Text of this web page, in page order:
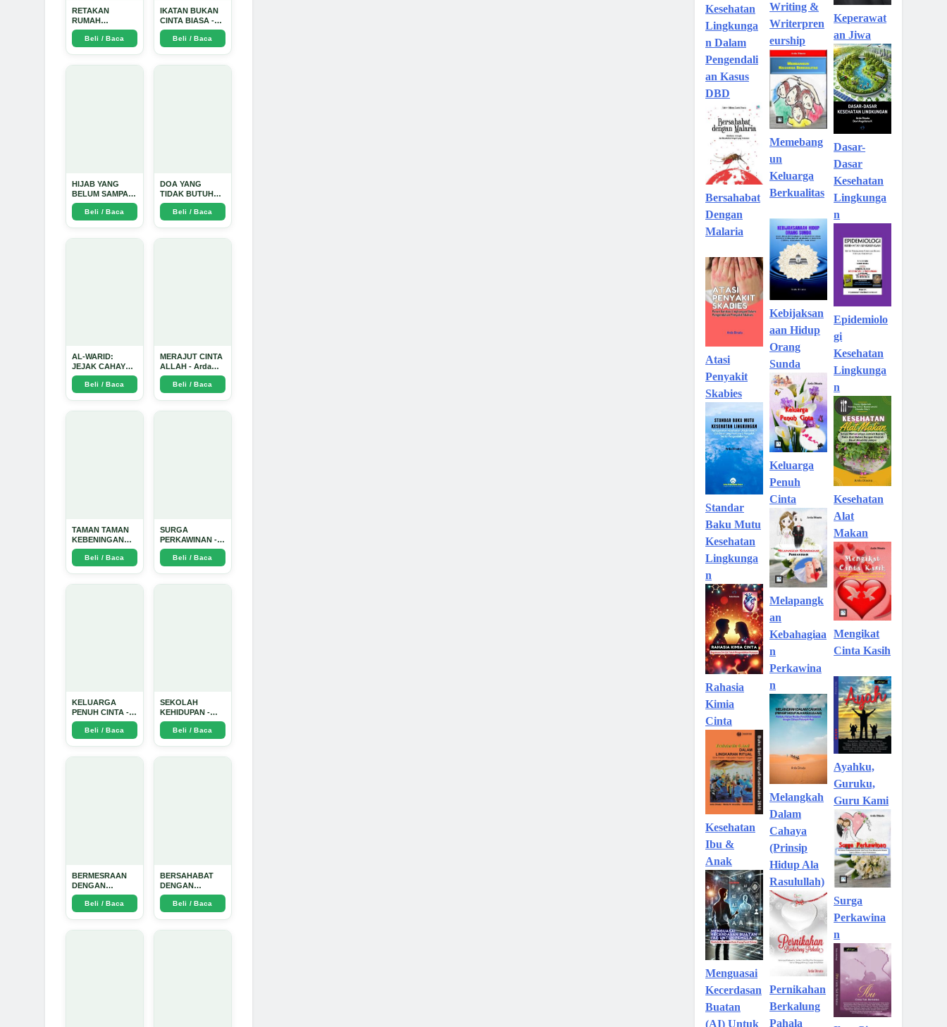
RETAKAN
RUMAH
TANGGA:
Sebuah
Perjalanan
Beli / Baca
IKATAN BUKAN
CINTA BIASA -
Arda Dinata
Beli / Baca
HIJAB YANG
BELUM SAMPAI
KE HATI: Ketika
Cinta Seorang
Ustadz Menjadi
Beli / Baca
DOA YANG
TIDAK BUTUH
SINYAL: Kisah
Tiga Jiwa yang
Tersesat di Era AI
Beli / Baca
AL-WARID:
JEJAK CAHAYA
DI ANTARA DUA
ZAMAN - Arda
Dinata
Beli / Baca
MERAJUT CINTA
ALLAH - Arda
Dinata
Beli / Baca
TAMAN TAMAN
KEBENINGAN
HATI - Arda
DinataBeli / Baca
SURGA
PERKAWINAN -
Arda Dinata
Beli / Baca
KELUARGA
PENUH CINTA -
Arda Dinata
Beli / Baca
SEKOLAH
KEHIDUPAN -
Arda Dinata
Beli / Baca
BERMESRAAN
DENGAN
KEBAIKAN - Arda
DinataBeli / Baca
BERSAHABAT
DENGAN
NYAMUK: Jurus
Jitu Atasi
Penyakit
Beli / Baca
Kesehatan
Lingkunga
n Dalam
Pengendali
an Kasus
DBD
Bersahabat
Dengan
Malaria
Atasi
Penyakit
Skabies
Standar
Baku Mutu
Kesehatan
Lingkunga
n
Rahasia
Kimia
Cinta
Kesehatan
Ibu &
Anak
Menguasai
Kecerdasan
Buatan
(AI) Untuk
Writing &
Writerpren
eurship
Memebang
un
Keluarga
Berkualitas
Kebijaksan
aan Hidup
Orang
Sunda
Keluarga
Penuh
Cinta
Melapangk
an
Kebahagiaa
n
Perkawina
n
Melangkah
Dalam
Cahaya
(Prinsip
Hidup Ala
Rasulullah)
Pernikahan
Berkalung
Pahala
Keperawat
an Jiwa
Dasar-
Dasar
Kesehatan
Lingkunga
n
Epidemiolo
gi
Kesehatan
Lingkunga
n
Kesehatan
Alat
Makan
Mengikat
Cinta Kasih
Ayahku,
Guruku,
Guru Kami
Surga
Perkawina
n